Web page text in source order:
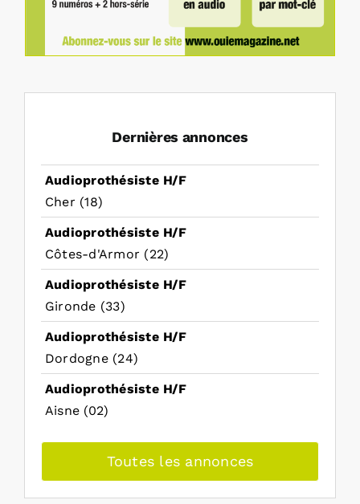
Dernières annonces
Audioprothésiste H/F
Cher (18)
Audioprothésiste H/F
Côtes-d'Armor (22)
Audioprothésiste H/F
Gironde (33)
Audioprothésiste H/F
Dordogne (24)
Audioprothésiste H/F
Aisne (02)
Toutes les annonces